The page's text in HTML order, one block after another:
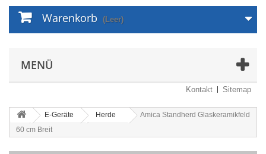
Warenkorb (Leer)
MENÜ
Kontakt Sitemap
E-Geräte Herde
Amica Standherd Glaskeramikfeld
60 cm Breit